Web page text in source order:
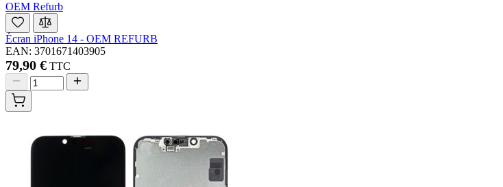
OEM Refurb
Écran iPhone 14 - OEM REFURB
EAN: 3701671403905
79,90 € TTC